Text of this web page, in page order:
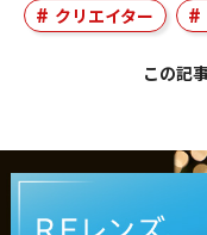
クリエイター